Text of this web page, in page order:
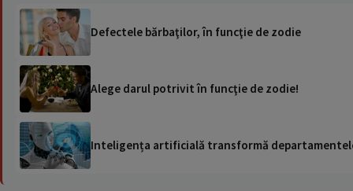
Defectele bărbaţilor, în funcţie de zodie
Alege darul potrivit în funcţie de zodie!
Inteligența artificială transformă